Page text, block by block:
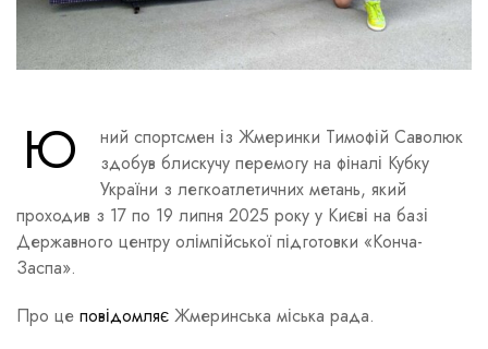
Ю
ний спортсмен із Жмеринки Тимофій Саволюк
здобув блискучу перемогу на фіналі Кубку
України з легкоатлетичних метань, який
проходив з 17 по 19 липня 2025 року у Києві на базі
Державного центру олімпійської підготовки «Конча-
Заспа».
Про це повідомляє Жмеринська міська рада.